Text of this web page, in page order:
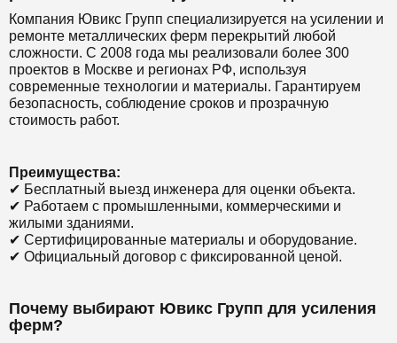
Компания Ювикс Групп специализируется на усилении и
ремонте металлических ферм перекрытий любой
сложности. С 2008 года мы реализовали более 300
проектов в Москве и регионах РФ, используя
современные технологии и материалы. Гарантируем
безопасность, соблюдение сроков и прозрачную
стоимость работ.
Преимущества:
✔ Бесплатный выезд инженера для оценки объекта.
✔ Работаем с промышленными, коммерческими и
жилыми зданиями.
✔ Сертифицированные материалы и оборудование.
✔ Официальный договор с фиксированной ценой.
Почему выбирают Ювикс Групп для усиления
ферм?